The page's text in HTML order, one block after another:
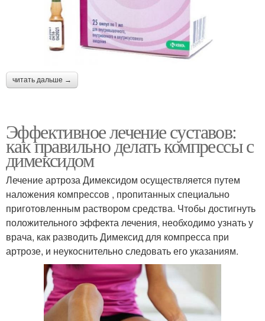
читать дальше →
Эффективное лечение суставов:
как правильно делать компрессы с
димексидом
Лечение артроза Димексидом осуществляется путем
наложения компрессов , пропитанных специально
приготовленным раствором средства. Чтобы достигнуть
положительного эффекта лечения, необходимо узнать у
врача, как разводить Димексид для компресса при
артрозе, и неукоснительно следовать его указаниям.